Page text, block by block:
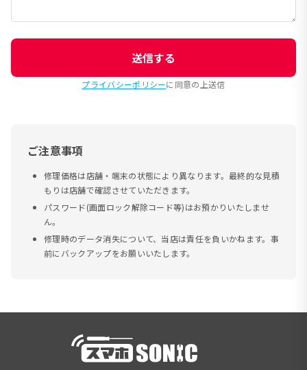
送信する
プライバシーポリシーに同意の上送信
ご注意事項
修理価格は店舗・端末の状態により異なります。最終的な見積
もりは店舗で確認させていただきます。
パスワード(画面ロック解除コード等)はお預かりいたしませ
ん。
修理時のデータ消失について、当店は責任を負いかねます。事
前にバックアップをお願いいたします。